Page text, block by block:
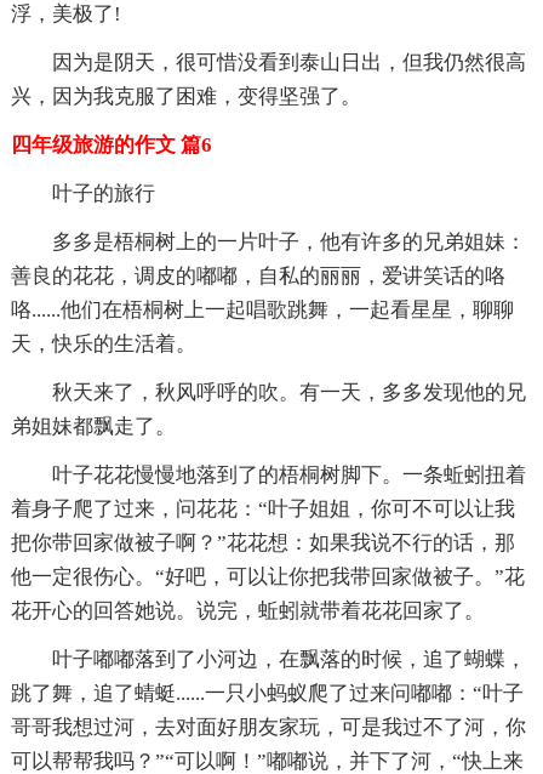
浮，美极了!
因为是阴天，很可惜没看到泰山日出，但我仍然很高
兴，因为我克服了困难，变得坚强了。
四年级旅游的作文 篇6
叶子的旅行
多多是梧桐树上的一片叶子，他有许多的兄弟姐妹：
善良的花花，调皮的嘟嘟，自私的丽丽，爱讲笑话的咯
咯......他们在梧桐树上一起唱歌跳舞，一起看星星，聊聊
天，快乐的生活着。
秋天来了，秋风呼呼的吹。有一天，多多发现他的兄
弟姐妹都飘走了。
叶子花花慢慢地落到了的梧桐树脚下。一条蚯蚓扭着
着身子爬了过来，问花花：“叶子姐姐，你可不可以让我
把你带回家做被子啊？”花花想：如果我说不行的话，那
他一定很伤心。“好吧，可以让你把我带回家做被子。”花
花开心的回答她说。说完，蚯蚓就带着花花回家了。
叶子嘟嘟落到了小河边，在飘落的时候，追了蝴蝶，
跳了舞，追了蜻蜓......一只小蚂蚁爬了过来问嘟嘟：“叶子
哥哥我想过河，去对面好朋友家玩，可是我过不了河，你
可以帮帮我吗？”“可以啊！”嘟嘟说，并下了河，“快上来